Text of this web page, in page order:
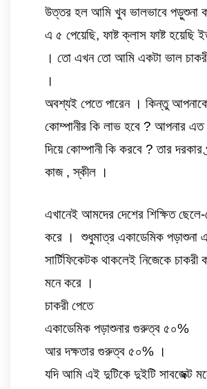
উত্তর হল আমি খুব ভালভাবে পড়ুশুনা
এ ৫ পেয়েছি, ফাষ্ট ক্লাস ফাষ্ট হয়েছি
। তো এখন তো আমি একটা ভাল
।
অবশ্যই পেতে পারেন । কিন্তু
কোম্পানীর কি লাভ হবে ? আপনার এত
দিয়ে কোম্পানী কি করবে ? তার দরকার
কাজ , স্কীল ।
এখানেই আমদের দেশের শিক্ষিত
করে ।  শুধুমাত্র একাডেমিক পড়াশুনা
সার্টিফিকেটক থাকলেই নিজেকে চাকরী
মনে করে ।
চাকরী পেতে
একাডেমিক পড়াশুনার গুরুত্ব ৫০%
আর দক্ষতার গুরুত্ব ৫০% ।
যদি আমি এই দুটিকে দুইটি সাবজেক্ট